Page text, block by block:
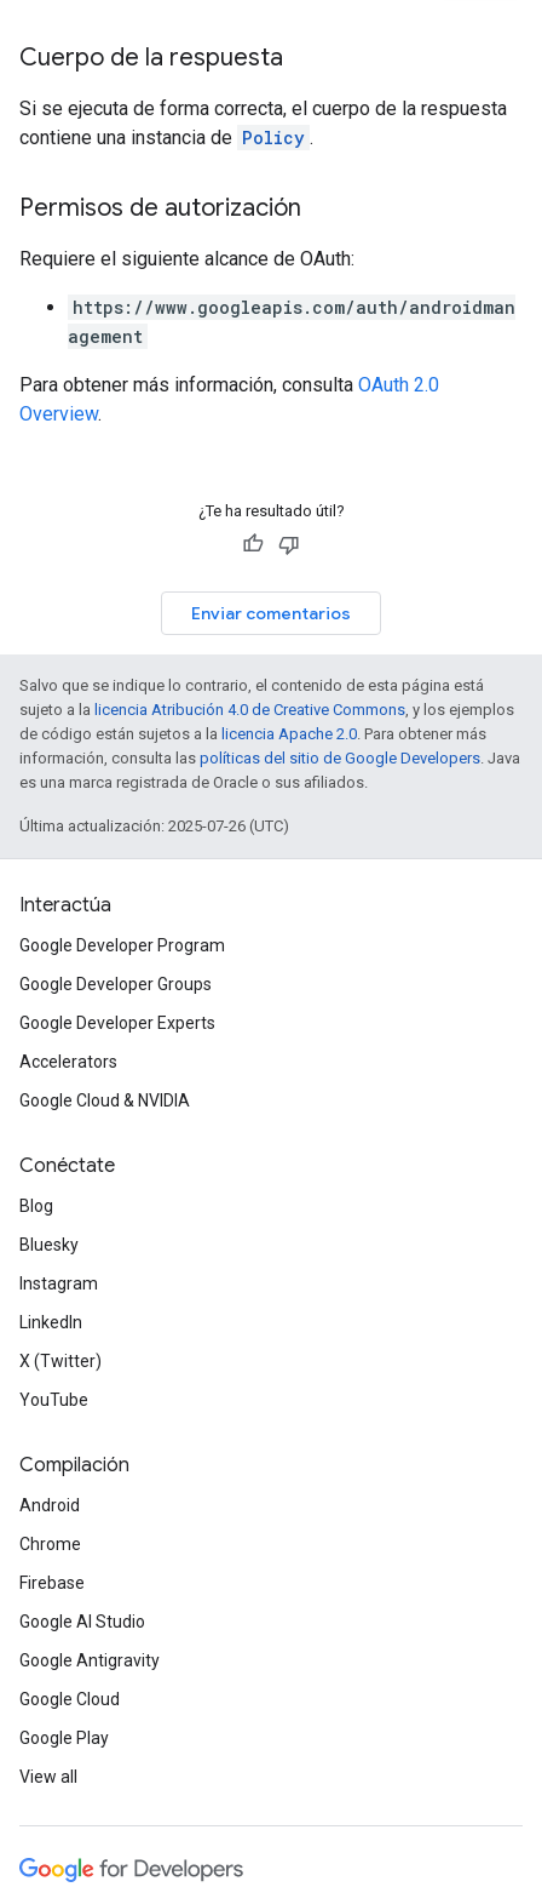
Cuerpo de la respuesta
Si se ejecuta de forma correcta, el cuerpo de la respuesta
contiene una instancia de Policy .
Permisos de autorización
Requiere el siguiente alcance de OAuth:
https://www.googleapis.com/auth/androidman
agement
Para obtener más información, consulta OAuth 2.0
Overview.
¿Te ha resultado útil?
Enviar comentarios
Salvo que se indique lo contrario, el contenido de esta página está
sujeto a la licencia Atribución 4.0 de Creative Commons, y los ejemplos
de código están sujetos a la licencia Apache 2.0. Para obtener más
información, consulta las políticas del sitio de Google Developers. Java
es una marca registrada de Oracle o sus afiliados.
Última actualización: 2025-07-26 (UTC)
Interactúa
Google Developer Program
Google Developer Groups
Google Developer Experts
Accelerators
Google Cloud & NVIDIA
Conéctate
Blog
Bluesky
Instagram
LinkedIn
X (Twitter)
YouTube
Compilación
Android
Chrome
Firebase
Google AI Studio
Google Antigravity
Google Cloud
Google Play
View all